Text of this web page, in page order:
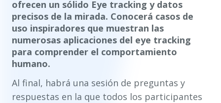
ofrecen un sólido Eye tracking y datos
precisos de la mirada. Conocerá casos de
uso inspiradores que muestran las
numerosas aplicaciones del eye tracking
para comprender el comportamiento
humano.
Al final, habrá una sesión de preguntas y
respuestas en la que todos los participantes